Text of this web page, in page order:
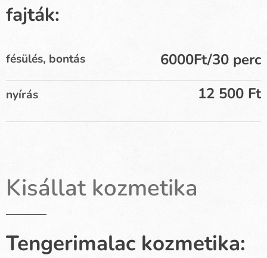
fajták:
fésülés, bontás 6000Ft/30 perc
nyírás 12 500 Ft
Kisállat kozmetika
Tengerimalac kozmetika: